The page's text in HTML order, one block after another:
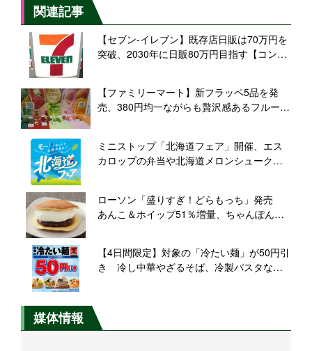
関連記事
【セブン-イレブン】既存店日販は70万円を
突破、2030年に日販80万円目指す【コンビ
【ファミリーマート】新フラッペ5品を発
売、380円均一ながらも贅沢感あるフルーツ
ミニストップ「北海道フェア」開催、エス
カロップの弁当や北海道メロンシュークリ
ローソン「盛りすぎ！どらもっち」発売
あんこ＆ホイップ51％増量、ちゃんぽん・
【4日間限定】対象の「冷たい麺」が50円引
き 冷し中華やざるそば、冷製パスタなど /
媒体情報